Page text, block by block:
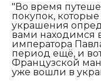
"Во время
покупок,
украшения
вами находимся
императора
период ещё, и
Французской
уже вошли в